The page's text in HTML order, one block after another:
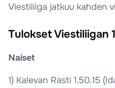
Viestiliiga jatkuu kahden
Tulokset Viestiliigan
Naiset
1) Kalevan Rasti 1.50.15